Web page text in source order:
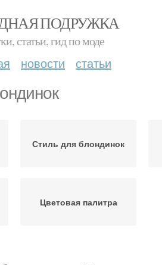
ПОДРУЖКА
статьи, гид по моде
новости статьи
Стиль для блондинок
Цветовая палитра